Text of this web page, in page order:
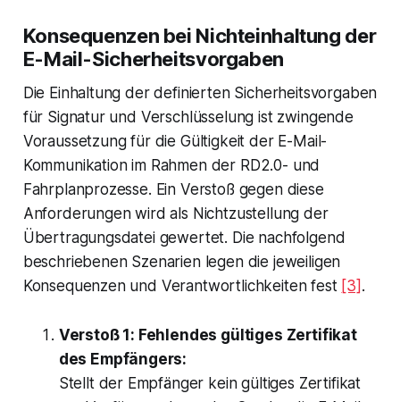
Konsequenzen bei Nichteinhaltung der
E-Mail-Sicherheitsvorgaben
Die Einhaltung der definierten Sicherheitsvorgaben
für Signatur und Verschlüsselung ist zwingende
Voraussetzung für die Gültigkeit der E-Mail-
Kommunikation im Rahmen der RD2.0- und
Fahrplanprozesse. Ein Verstoß gegen diese
Anforderungen wird als Nichtzustellung der
Übertragungsdatei gewertet. Die nachfolgend
beschriebenen Szenarien legen die jeweiligen
Konsequenzen und Verantwortlichkeiten fest [3] .
Verstoß 1: Fehlendes gültiges Zertifikat
des Empfängers:
Stellt der Empfänger kein gültiges Zertifikat